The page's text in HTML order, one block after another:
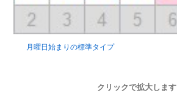
月曜日始まりの標準タイプ
クリックで拡大します